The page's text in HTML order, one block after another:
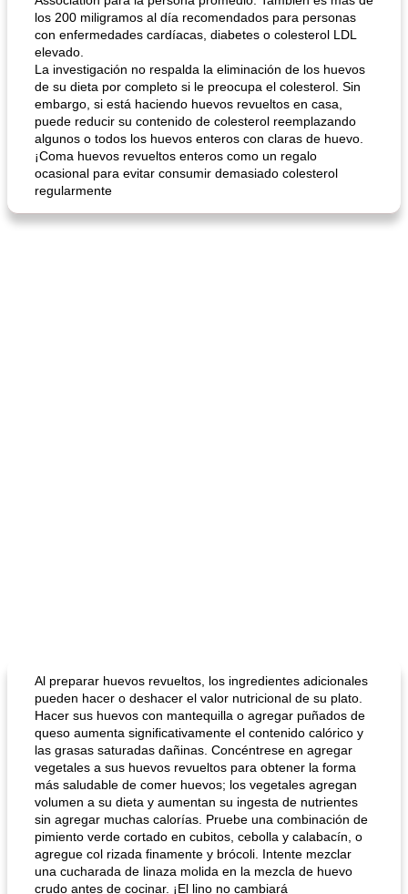
mochi fácil Salsa de salchicha picante
los 200 miligramos al día recomendados para personas
con enfermedades cardíacas, diabetes o colesterol LDL
elevado.
La investigación no respalda la eliminación de los huevos
de su dieta por completo si le preocupa el colesterol. Sin
embargo, si está haciendo huevos revueltos en casa,
puede reducir su contenido de colesterol reemplazando
algunos o todos los huevos enteros con claras de huevo.
¡Coma huevos revueltos enteros como un regalo
ocasional para evitar consumir demasiado colesterol
regularmente
Al preparar huevos revueltos, los ingredientes adicionales
pueden hacer o deshacer el valor nutricional de su plato.
Hacer sus huevos con mantequilla o agregar puñados de
queso aumenta significativamente el contenido calórico y
las grasas saturadas dañinas. Concéntrese en agregar
vegetales a sus huevos revueltos para obtener la forma
más saludable de comer huevos; los vegetales agregan
volumen a su dieta y aumentan su ingesta de nutrientes
sin agregar muchas calorías. Pruebe una combinación de
pimiento verde cortado en cubitos, cebolla y calabacín, o
agregue col rizada finamente y brócoli. Intente mezclar
una cucharada de linaza molida en la mezcla de huevo
crudo antes de cocinar. ¡El lino no cambiará